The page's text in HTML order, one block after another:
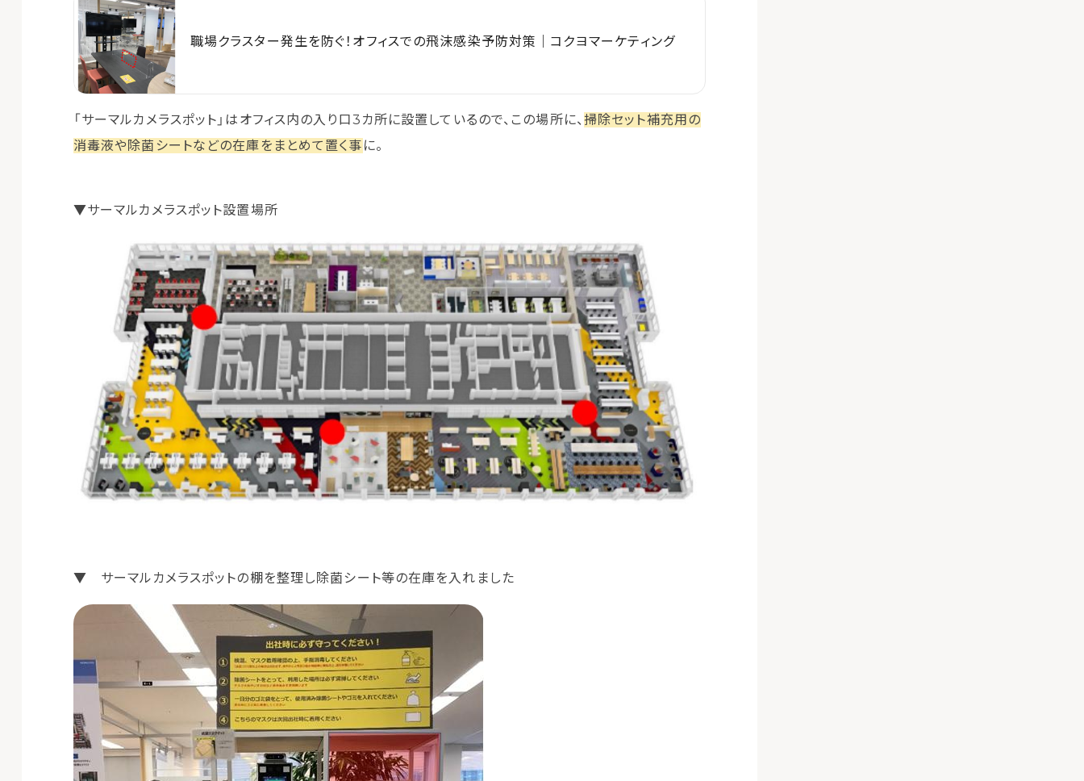
職場クラスター発生を防ぐ！オフィスでの飛沫感染予防対策｜コクヨマーケティング
「サーマルカメラスポット」はオフィス内の入り口3カ所に設置しているので、この場所に、 掃除セット補充用の
消毒液や除菌シートなどの在庫をまとめて置く事 に。
▼サーマルカメラスポット設置場所
▼ サーマルカメラスポットの棚を整理し除菌シート等の在庫を入れました